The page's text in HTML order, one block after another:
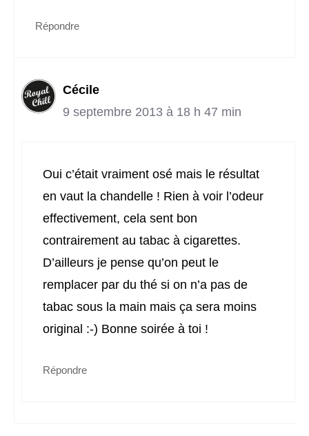
Répondre
Cécile
9 septembre 2013 à 18 h 47 min
Oui c’était vraiment osé mais le résultat
en vaut la chandelle ! Rien à voir l’odeur
effectivement, cela sent bon
contrairement au tabac à cigarettes.
D’ailleurs je pense qu’on peut le
remplacer par du thé si on n’a pas de
tabac sous la main mais ça sera moins
original :-) Bonne soirée à toi !
Répondre